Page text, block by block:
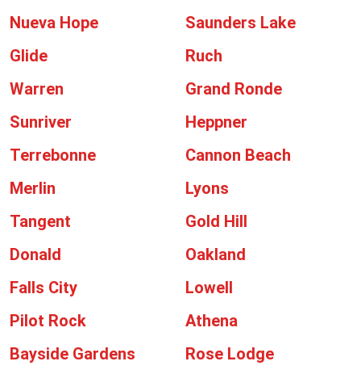
Nueva Hope
Saunders Lake
Glide
Ruch
Warren
Grand Ronde
Sunriver
Heppner
Terrebonne
Cannon Beach
Merlin
Lyons
Tangent
Gold Hill
Donald
Oakland
Falls City
Lowell
Pilot Rock
Athena
Bayside Gardens
Rose Lodge